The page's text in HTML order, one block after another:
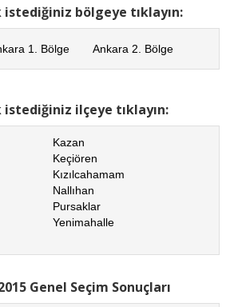
istediğiniz bölgeye tıklayın:
1. Bölge Ankara 2. Bölge
istediğiniz ilçeye tıklayın:
Kazan
Keçiören
Kızılcahamam
Nallıhan
Pursaklar
Yenimahalle
Genel Seçim Sonuçları